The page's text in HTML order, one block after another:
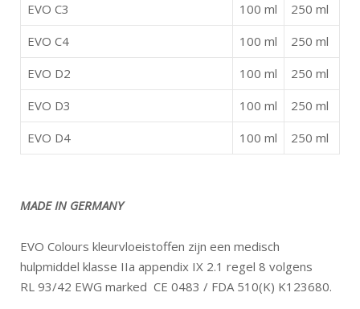
EVO C3
100 ml
250 ml
EVO C4
100 ml
250 ml
EVO D2
100 ml
250 ml
EVO D3
100 ml
250 ml
EVO D4
100 ml 250 ml
MADE IN GERMANY
EVO Colours kleurvloeistoffen zijn een medisch
hulpmiddel klasse IIa appendix IX 2.1 regel 8 volgens
RL 93/42 EWG marked CE 0483 / FDA 510(K) K123680.